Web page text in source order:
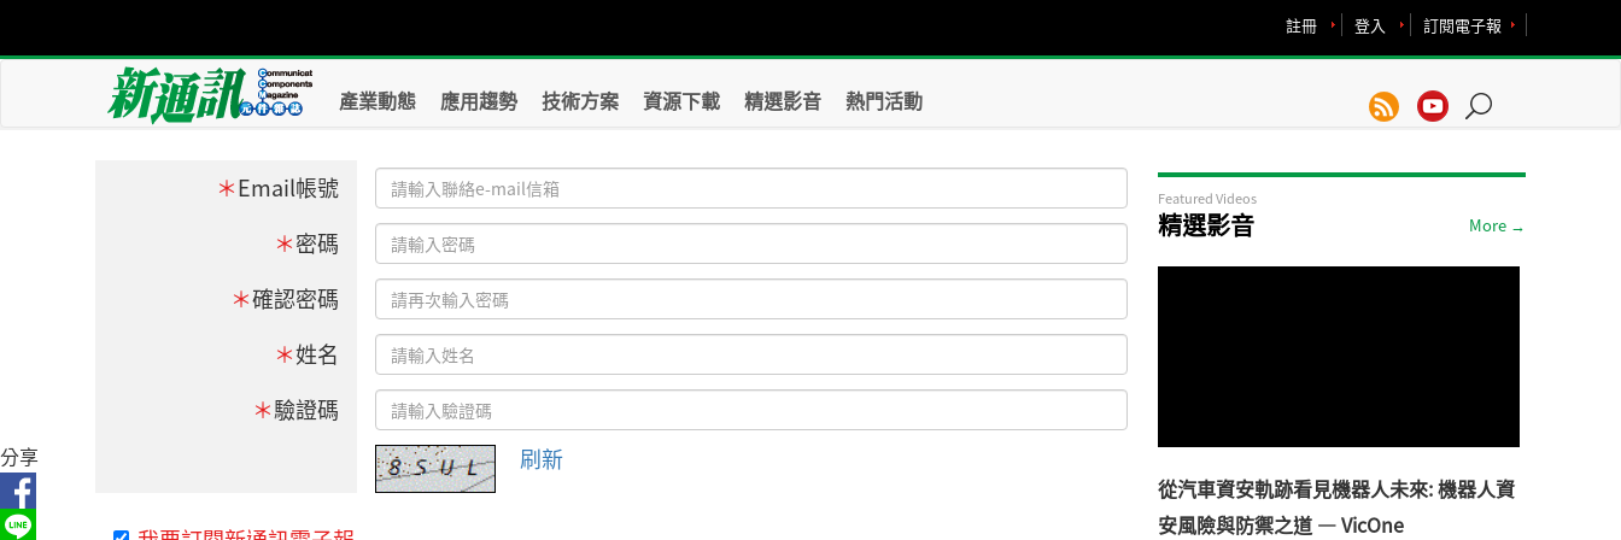
訂閱電子報
登入
註冊
產業動態 應用趨勢 技術方案 資源下載 精選影音 熱門活動
＊Email帳號
＊密碼
＊確認密碼
＊姓名
＊驗證碼
刷新
Featured Videos
精選影音 More →
從汽車資安軌跡看見機器人未來: 機器人資
安風險與防禦之道 — VicOne
分享